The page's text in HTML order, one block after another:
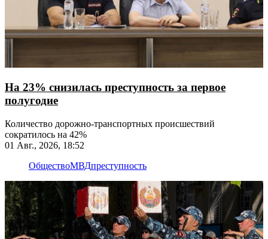
На 23% снизилась преступность за первое
полугодие
Количество дорожно-транспортных происшествий
сократилось на 42%
01 Авг., 2026, 18:52
ОбществоМВДпреступность